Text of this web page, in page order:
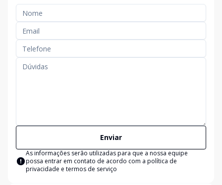
Enviar
As informações serão utilizadas para que a nossa equipe
possa entrar em contato de acordo com a política de
privacidade e termos de serviço